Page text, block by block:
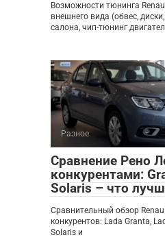
Возможности тюнинга
внешнего вида (обвес,
салона, чип-тюнинг
Разное
Сравнение Рено
конкурентами:
Solaris – что
Сравнительный обзор
конкурентов: Lada Granta,
Solaris и